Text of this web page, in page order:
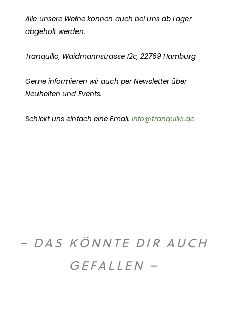
Alle unsere Weine können auch bei uns ab Lager
abgeholt werden.
Tranquillo, Waidmannstrasse 12c, 22769 Hamburg
Gerne informieren wir auch per Newsletter über
Neuheiten und Events.
Schickt uns einfach eine Email. info@tranquillo.de
– DAS KÖNNTE DIR AUCH
GEFALLEN –